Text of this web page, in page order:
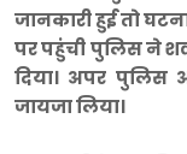
जानकारी हुई तो
पर पहुंची पुलिस ने
दिया। अपर पुलिस
जायजा लिया।